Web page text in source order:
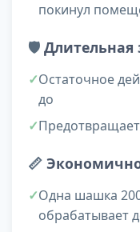
покинул
🛡️ Длительная
Остаточное
до
📏
Одна шашка
обрабатывает